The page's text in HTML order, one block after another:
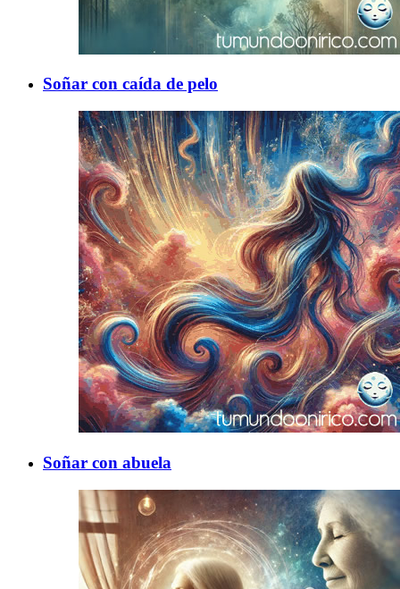
Soñar con caída de pelo
Soñar con abuela